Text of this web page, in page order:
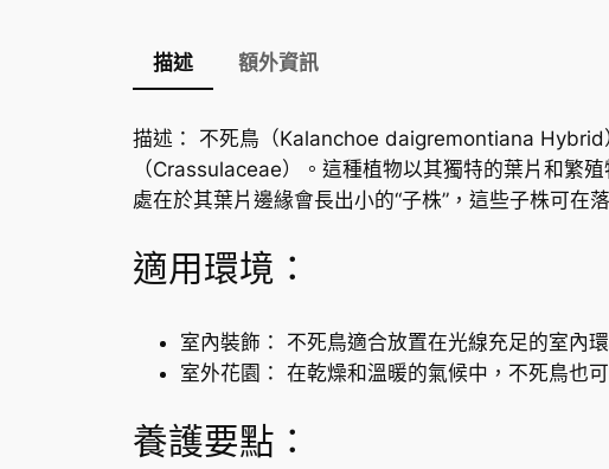
描述
額外資訊
描述： 不死鳥（Kalanchoe daigremontiana Hybrid
（Crassulaceae）。這種植物以其獨特的葉片和繁
處在於其葉片邊緣會長出小的“子株”，這些子株可在
適用環境：
室內裝飾： 不死鳥適合放置在光線充足的室內
室外花園： 在乾燥和溫暖的氣候中，不死鳥也
養護要點：